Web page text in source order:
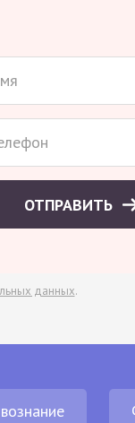
ОТПРАВИТЬ
данных.